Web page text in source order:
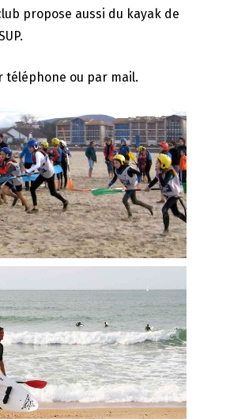
propose aussi du kayak de
téléphone ou par mail.